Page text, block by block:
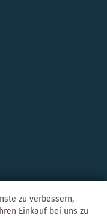
zu verbessern,
Einkauf bei uns zu